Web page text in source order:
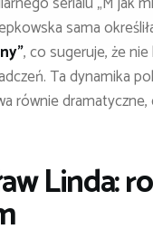
sama
, co sugeruje, że
Ta dynamika
równie
Linda: